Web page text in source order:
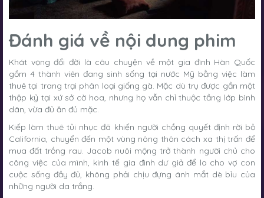
Đánh giá về nội dung phim
Khát vọng đổi đời là câu chuyện về một gia đình Hàn Quốc
gồm 4 thành viên đang sinh sống tại nước Mỹ bằng việc làm
thuê tại trang trại phân loại giống gà. Mặc dù trụ được gần một
thập kỷ tại xứ sở cờ hoa, nhưng họ vẫn chỉ thuộc tầng lớp bình
dân, vừa đủ ăn đủ mặc.
Kiếp làm thuê tủi nhục đã khiến người chồng quyết định rời bỏ
California, chuyển đến một vùng nông thôn cách xa thị trấn để
mua đất trồng rau. Jacob nuôi mộng trở thành người chủ cho
công việc của mình, kinh tế gia đình dư giả để lo cho vợ con
cuộc sống đầy đủ, không phải chịu đựng ánh mắt dè bỉu của
những người da trắng.